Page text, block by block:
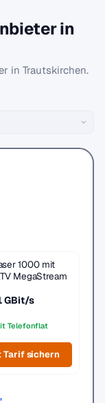
in
in Trautskirchen.
1000 mit
MegaStream
GBit/s
Telefonflat
sichern